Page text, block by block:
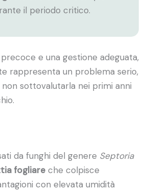
il periodo critico.
e una gestione adeguata,
rappresenta un problema serio,
sottovalutarla nei primi anni
da funghi del genere Septoria
fogliare che colpisce
con elevata umidità